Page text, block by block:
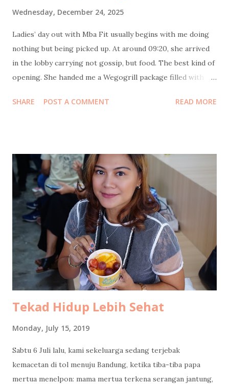
Wednesday, December 24, 2025
Ladies’ day out with Mba Fit usually begins with me doing
nothing but being picked up. At around 09:20, she arrived
in the lobby carrying not gossip, but food. The best kind of
opening. She handed me a Wegogrill package filled with
chicken—no flour, no sugar, no MSG, no eggs, no milk.
creambath and manicure. Unfortunately, this time my
experience was not as good as the usual. The massage
lacked soul, the blowout lacked commitment, and the final
result lacked longevity. By the time I stepped outside, my
hair had already given up on life. Better remember the
good therapist's name next time! After that, hunger took
over, as it always does. We headed confidently to Ramu Saji
by Ashoka , our usual safe space. Only to be greeted by a
sign that said Tutup. Closed. So we pivoted, li...
SHARE POST A COMMENT READ MORE
Tekad Hidup Lebih Sehat
Monday, July 15, 2019
Sabtu 6 Juli lalu, kami sekeluarga sedang terjebak
kemacetan di tol menuju Bandung, ketika tiba-tiba papa
mertua menelpon: mama mertua terkena serangan jantung,